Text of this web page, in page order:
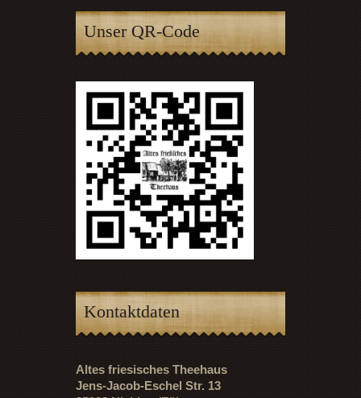
Unser QR-Code
Kontaktdaten
Altes friesisches Theehaus
Jens-Jacob-Eschel Str. 13